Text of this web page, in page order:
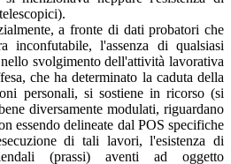
a fronte di dati probatori che
inconfutabile, l'assenza di qualsiasi
svolgimento dell'attività lavorativa
che ha determinato la caduta della
personali, si sostiene in ricorso (si
diversamente modulati, riguardano
essendo delineate dal POS specifiche
di tali lavori, l'esistenza di
(prassi) aventi ad oggetto